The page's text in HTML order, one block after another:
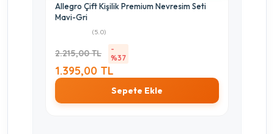
Allegro Çift Kişilik Premium Nevresim Seti
Mavi-Gri
(5.0)
2.215,00 TL
-
%37
1.395,00 TL
Sepete Ekle